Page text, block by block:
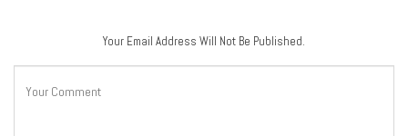
Your Email Address Will Not Be Published.